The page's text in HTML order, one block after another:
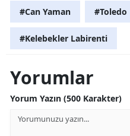
#Can Yaman #Toledo
#Kelebekler Labirenti
Yorumlar
Yorum Yazın (500 Karakter)